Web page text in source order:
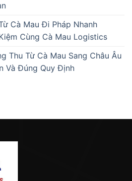
Cà Mau Đi Pháp Nhanh
Cùng Cà Mau Logistics
Thu Từ Cà Mau Sang Châu Âu
Và Đúng Quy Định